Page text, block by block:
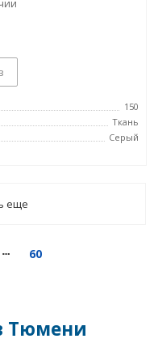
150
Ткань
Серый
еще
60
Тюмени